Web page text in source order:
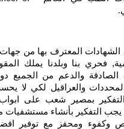
.
الشهادات المعترف بها من
فحري بنا وبلدنا يملك
الصادقة والدعم من الجميع
والعراقيل لكي لا
بمصير شعب على
يجب التفكير بأنشاء مستشفيات
وكفوء ومحفز مع توفير